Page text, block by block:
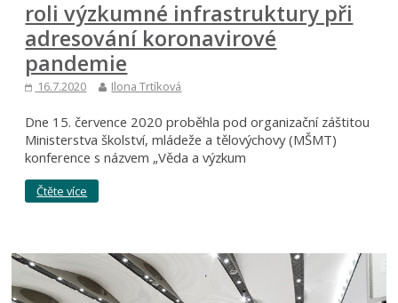
roli výzkumné infrastruktury při
adresování koronavirové
pandemie
16.7.2020 Ilona Trtíková
Dne 15. července 2020 proběhla pod organizační záštitou
Ministerstva školství, mládeže a tělovýchovy (MŠMT)
konference s názvem „Věda a výzkum
Čtěte více